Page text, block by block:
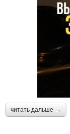
читать дальше →